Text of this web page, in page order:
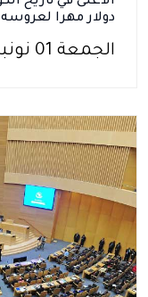
دولار مهرا لعروسه
الجمعة 01 نونبر 2024